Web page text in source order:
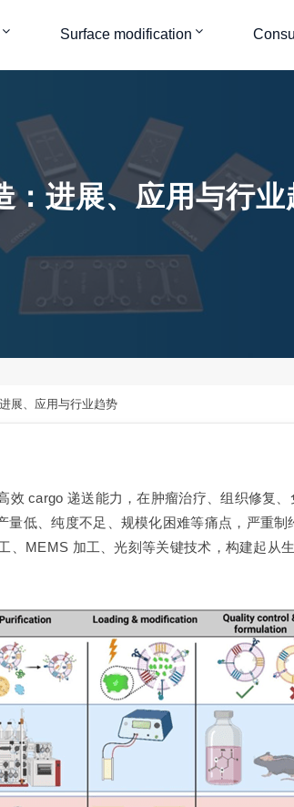
Surface modification
：进展、应用与行业
展、应用与行业趋势
cargo 递送能力，在肿瘤治疗、组织修复
低、纯度不足、规模化困难等痛点，严重
MEMS 加工、光刻等关键技术，构建起从